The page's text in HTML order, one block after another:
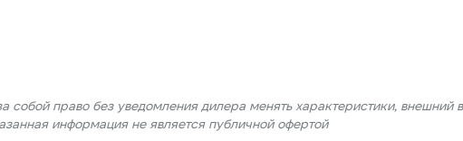
собой право без уведомления дилера менять характеристики, внешний
информация не является публичной офертой